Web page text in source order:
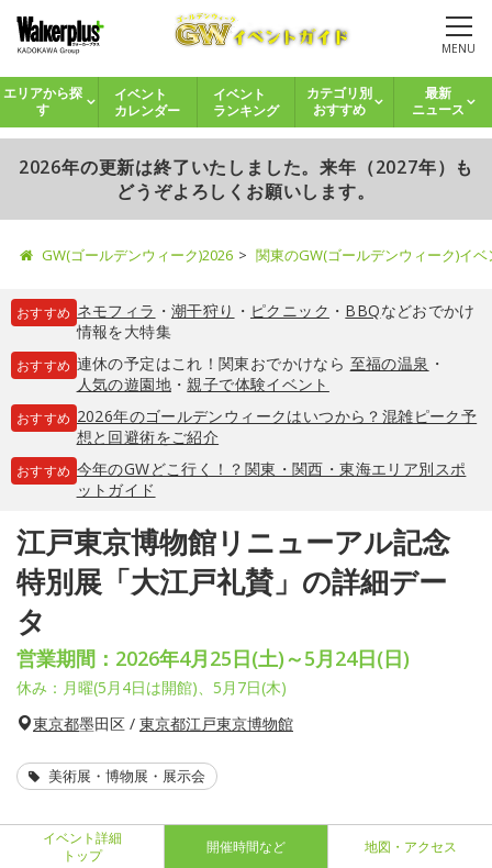
MENU
エリアから探
す
イベント
カレンダー
イベント
ランキング
カテゴリ別
おすすめ
最新
ニュース
2026年の更新は終了いたしました。来年（2027年）も
どうぞよろしくお願いします。
GW(ゴールデンウィーク)2026 関東のGW(ゴールデンウィーク)イ
おすすめ ネモフィラ ・ 潮干狩り ・ ピクニック ・ BBQなどおでかけ
情報を大特集
おすすめ 連休の予定はこれ！関東おでかけなら 至福の温泉 ・
人気の遊園地・親子で体験イベント
おすすめ 2026年のゴールデンウィークはいつから？混雑ピーク予
想と回避術をご紹介
おすすめ 今年のGWどこ行く！？関東・関西・東海エリア別スポ
ットガイド
江戸東京博物館リニューアル記念
特別展「大江戸礼賛」の詳細デー
タ
営業期間：2026年4月25日(土)～5月24日(日)
休み：月曜(5月4日は開館)、5月7日(木)
東京都墨田区 / 東京都江戸東京博物館
美術展・博物展・展示会
イベント詳細
トップ
開催時間など 地図・アクセス